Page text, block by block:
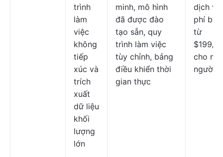
trình
làm
việc
không
tiếp
xúc và
trích
xuất
dữ liệu
khối
lượng
lớn
minh, mô hình
đã được đào
tạo sẵn, quy
trình làm việc
tùy chỉnh, bảng
điều khiển thời
gian thực
dịch
phí bắt
từ
$199/
cho
người